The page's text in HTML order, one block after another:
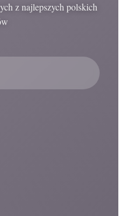
z najlepszych polskich